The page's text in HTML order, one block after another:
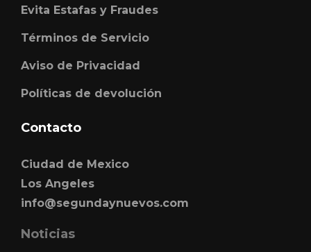
Evita Estafas y Fraudes
Términos de Servicio
Aviso de Privacidad
Políticas de devolución
Contacto
Ciudad de Mexico
Los Angeles
info@segundaynuevos.com
Noticias